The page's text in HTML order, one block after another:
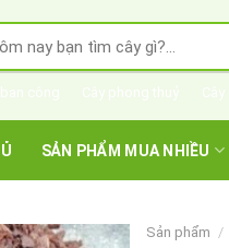
SẢN PHẨM MUA NHIỀU
Sản phẩm /